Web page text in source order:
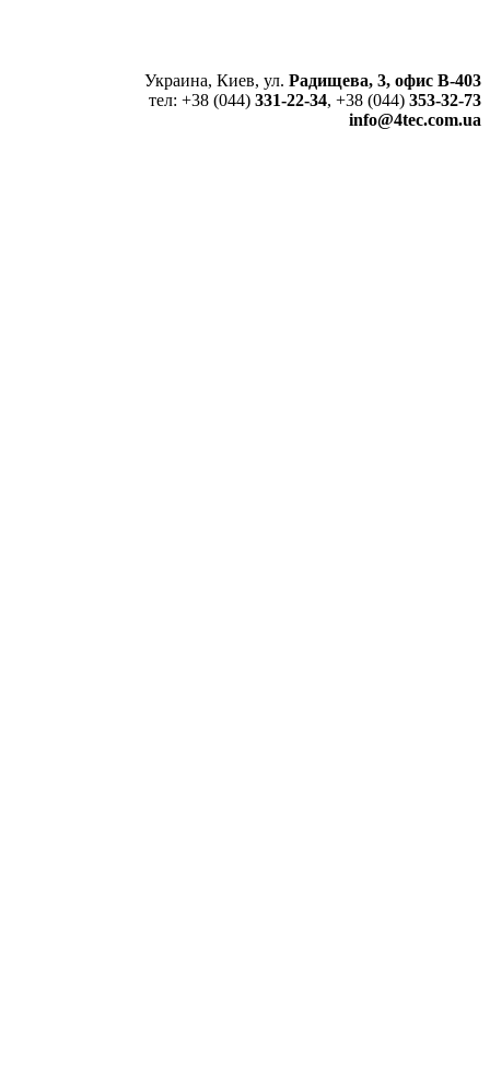
Украина, Киев, ул. Радищева, 3, офис В-403
тел: +38 (044) 331-22-34, +38 (044) 353-32-73
info@4tec.com.ua